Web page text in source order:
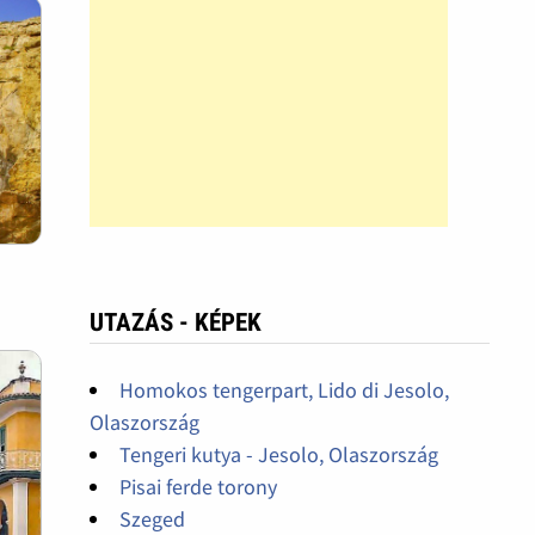
UTAZÁS - KÉPEK
Homokos tengerpart, Lido di Jesolo,
Olaszország
Tengeri kutya - Jesolo, Olaszország
Pisai ferde torony
Szeged